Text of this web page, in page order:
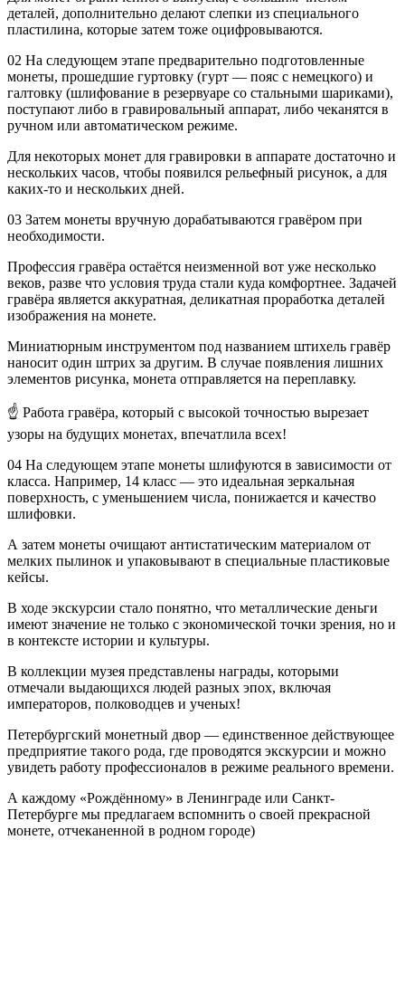
деталей, дополнительно делают слепки из специального
пластилина, которые затем тоже оцифровываются.
02 На следующем этапе предварительно подготовленные
монеты, прошедшие гуртовку (гурт — пояс с немецкого) и
галтовку (шлифование в резервуаре со стальными шариками),
поступают либо в гравировальный аппарат, либо чеканятся в
ручном или автоматическом режиме.
Для некоторых монет для гравировки в аппарате достаточно и
нескольких часов, чтобы появился рельефный рисунок, а для
каких-то и нескольких дней.
03 Затем монеты вручную дорабатываются гравёром при
необходимости.
Профессия гравёра остаётся неизменной вот уже несколько
веков, разве что условия труда стали куда комфортнее. Задачей
гравёра является аккуратная, деликатная проработка деталей
изображения на монете.
Миниатюрным инструментом под названием штихель гравёр
наносит один штрих за другим. В случае появления лишних
элементов рисунка, монета отправляется на переплавку.
☝ Работа гравёра, который с высокой точностью вырезает
узоры на будущих монетах, впечатлила всех!
04 На следующем этапе монеты шлифуются в зависимости от
класса. Например, 14 класс — это идеальная зеркальная
поверхность, с уменьшением числа, понижается и качество
шлифовки.
А затем монеты очищают антистатическим материалом от
мелких пылинок и упаковывают в специальные пластиковые
кейсы.
В ходе экскурсии стало понятно, что металлические деньги
имеют значение не только с экономической точки зрения, но и
в контексте истории и культуры.
В коллекции музея представлены награды, которыми
отмечали выдающихся людей разных эпох, включая
императоров, полководцев и ученых!
Петербургский монетный двор — единственное действующее
предприятие такого рода, где проводятся экскурсии и можно
увидеть работу профессионалов в режиме реального времени.
А каждому «Рождённому» в Ленинграде или Санкт-
Петербурге мы предлагаем вспомнить о своей прекрасной
монете, отчеканенной в родном городе)